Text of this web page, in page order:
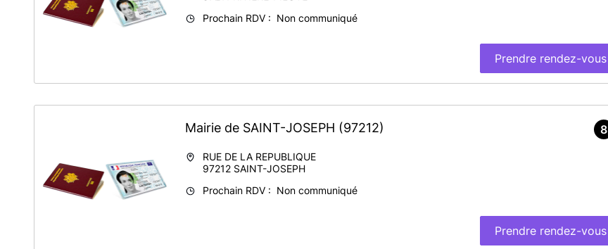
Prochain RDV : Non communiqué
Prendre rendez-vous
Mairie de SAINT-JOSEPH (97212)
RUE DE LA REPUBLIQUE
97212 SAINT-JOSEPH
Prochain RDV : Non communiqué
Prendre rendez-vous
8